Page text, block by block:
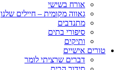
אורח בשישי
גאווה מקומית – חיילים שלנו
מתנדבים
סיפורי בתים
ותיקים
טורים אישיים
דברים שרציתי לומר